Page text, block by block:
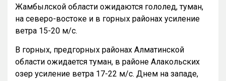
Жамбылской области ожидаются гололед, туман,
на северо-востоке и в горных районах усиление
ветра 15-20 м/с.
В горных, предгорных районах Алматинской
области ожидается туман, в районе Алакольских
озер усиление ветра 17-22 м/с. Днем на западе,